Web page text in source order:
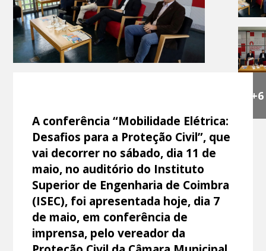
+6
A conferência “Mobilidade Elétrica:
Desafios para a Proteção Civil”, que
vai decorrer no sábado, dia 11 de
maio, no auditório do Instituto
Superior de Engenharia de Coimbra
(ISEC), foi apresentada hoje, dia 7
de maio, em conferência de
imprensa, pelo vereador da